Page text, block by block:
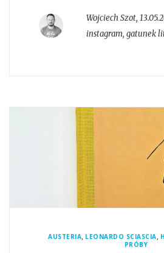
Wojciech Szot,
instagram, gatunek
AUSTERIA, LEONARDO SCIASCIA,
PRÓBY